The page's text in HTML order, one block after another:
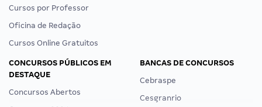
Cursos por Professor
Oficina de Redação
Cursos Online Gratuitos
CONCURSOS PÚBLICOS EM
DESTAQUE
Concursos Abertos
BANCAS DE CONCURSOS
Cebraspe
Cesgranrio